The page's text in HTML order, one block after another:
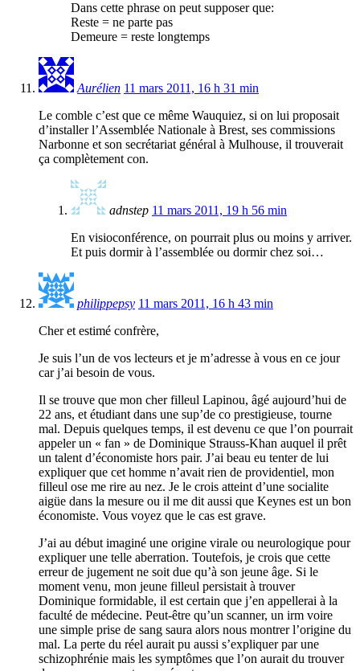
Dans cette phrase on peut supposer que:
Reste = ne parte pas
Demeure = reste longtemps
Aurélien 11 mars 2011, 16 h 31 min
Le comble c’est que ce même Wauquiez, si on lui proposait
d’installer l’Assemblée Nationale à Brest, ses commissions
Narbonne et son secrétariat général à Mulhouse, il trouverait
ça complètement con.
adnstep 11 mars 2011, 19 h 56 min
En visioconférence, on pourrait plus ou moins y arriver.
Et puis dormir à l’assemblée ou dormir chez soi…
philippepsy 11 mars 2011, 16 h 43 min
Cher et estimé confrère,
Je suis l’un de vos lecteurs et je m’adresse à vous en ce jour
car j’ai besoin de vous.
Il se trouve que mon cher filleul Lapinou, âgé aujourd’hui de
22 ans, et étudiant dans une sup’de co prestigieuse, tourne
mal. Depuis quelques temps, il est devenu ce que l’on pourrait
appeler un « fan » de Dominique Strauss-Khan auquel il prêt
un talent d’économiste hors pair. J’ai beau eu tenter de lui
expliquer que cet homme n’avait rien de providentiel, mon
filleul ose me rire au nez. Je le crois atteint d’une socialite
aigüe dans la mesure ou il me dit aussi que Keynes est un bon
économiste. Vous voyez que le cas est grave.
J’ai au début imaginé une origine virale ou neurologique pour
expliquer une telle aberration. Toutefois, je crois que cette
erreur de jugement ne soit due qu’à son jeune âge. Si le
moment venu, mon jeune filleul persistait à trouver
Dominique formidable, il est certain que j’en appellerai à la
faculté de médecine. Peut-être qu’un scanner, un irm voire
une simple prise de sang saura alors nous montrer l’origine du
mal. La perte du réel aurait pu aussi s’expliquer par une
schizophrénie mais les symptômes que l’on aurait du trouver